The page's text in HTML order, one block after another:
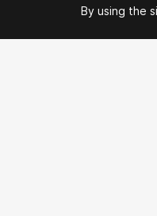
By using the